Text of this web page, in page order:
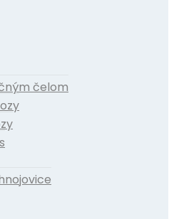
čelom